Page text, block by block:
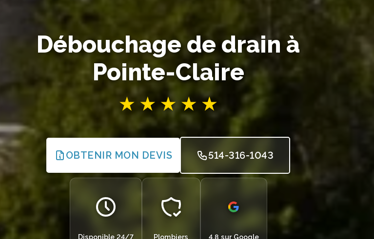
Débouchage de drain à
Pointe-Claire
OBTENIR MON DEVIS 514-316-1043
Disponible 24/7
Plombiers
4,8 sur Google